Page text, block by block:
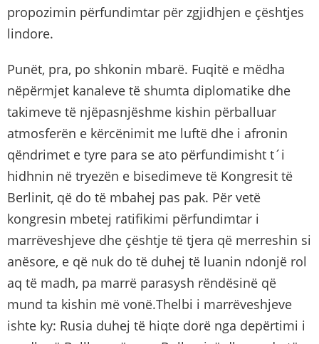
propozimin përfundimtar për zgjidhjen e çështjes
lindore.
Punët, pra, po shkonin mbarë. Fuqitë e mëdha
nëpërmjet kanaleve të shumta diplomatike dhe
takimeve të njëpasnjëshme kishin përballuar
atmosferën e kërcënimit me luftë dhe i afronin
qëndrimet e tyre para se ato përfundimisht t´i
hidhnin në tryezën e bisedimeve të Kongresit të
Berlinit, që do të mbahej pas pak. Për vetë
kongresin mbetej ratifikimi përfundimtar i
marrëveshjeve dhe çështje të tjera që merreshin si
anësore, e që nuk do të duhej të luanin ndonjë rol
aq të madh, pa marrë parasysh rëndësinë që
mund ta kishin më vonë.Thelbi i marrëveshjeve
ishte ky: Rusia duhej të hiqte dorë nga depërtimi i